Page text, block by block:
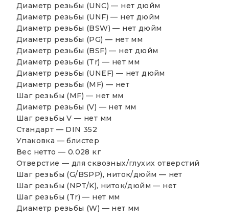
Диаметр резьбы (UNC) — нет дюйм
Диаметр резьбы (UNF) — нет дюйм
Диаметр резьбы (BSW) — нет дюйм
Диаметр резьбы (PG) — нет мм
Диаметр резьбы (BSF) — нет дюйм
Диаметр резьбы (Tr) — нет мм
Диаметр резьбы (UNEF) — нет дюйм
Диаметр резьбы (MF) — нет
Шаг резьбы (MF) — нет мм
Диаметр резьбы (V) — нет мм
Шаг резьбы V — нет мм
Стандарт — DIN 352
Упаковка — блистер
Вес нетто — 0.028 кг
Отверстие — для сквозных/глухих отверстий
Шаг резьбы (G/BSPP), ниток/дюйм — нет
Шаг резьбы (NPT/K), ниток/дюйм — нет
Шаг резьбы (Tr) — нет мм
Диаметр резьбы (W) — нет мм